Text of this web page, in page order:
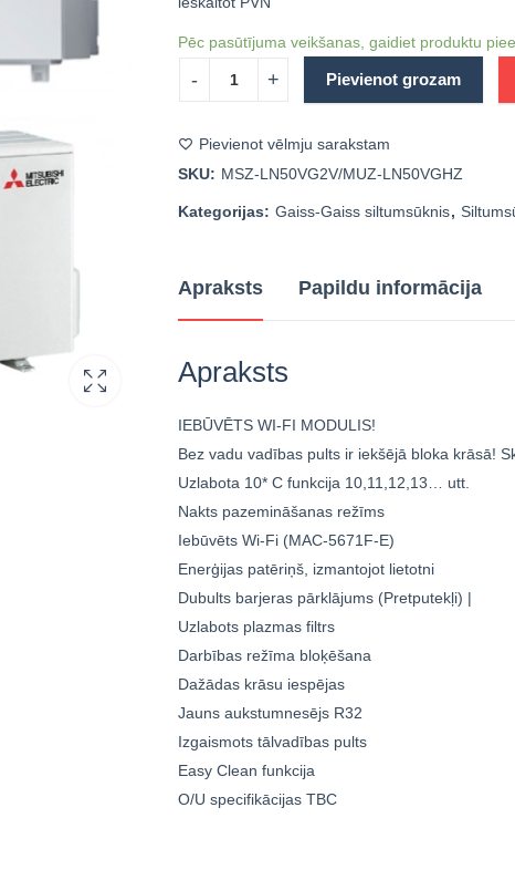
Pēc pasūtījuma veikšanas, gaidiet produktu
Pievienot grozam
Pievienot vēlmju sarakstam
SKU: MSZ-LN50VG2V/MUZ-LN50VGHZ
Kategorijas: Gaiss-Gaiss siltumsūknis,
Apraksts Papildu informācija
Apraksts
IEBŪVĒTS WI-FI MODULIS!
Bez vadu vadības pults ir iekšējā bloka krāsā!
Uzlabota 10* C funkcija 10,11,12,13… utt.
Nakts pazemināšanas režīms
Iebūvēts Wi-Fi (MAC-5671F-E)
Enerģijas patēriņš, izmantojot lietotni
Dubults barjeras pārklājums (Pretputekļi) |
Uzlabots plazmas filtrs
Darbības režīma bloķēšana
Dažādas krāsu iespējas
Jauns aukstumnesējs R32
Izgaismots tālvadības pults
Easy Clean funkcija
O/U specifikācijas TBC